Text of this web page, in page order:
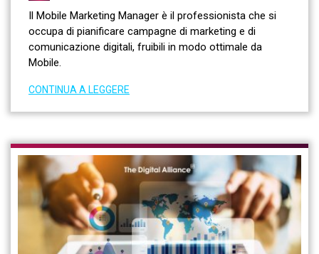
Il Mobile Marketing Manager è il professionista che si
occupa di pianificare campagne di marketing e di
comunicazione digitali, fruibili in modo ottimale da
Mobile.
CONTINUA A LEGGERE